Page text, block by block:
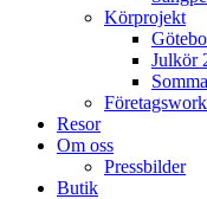
Körprojekt
Julkör
Resor
Om oss
Pressbilder
Butik